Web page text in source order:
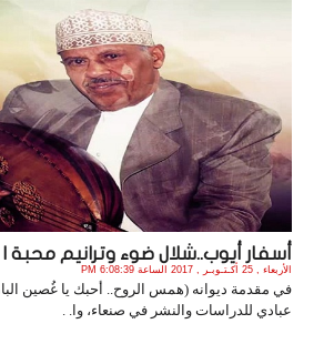
أسفار أيوب..شلال ضوء وترانيم محبة ا
الأربعاء , 25 أكـتـوبـر , 2017 الساعة 6:08:39 PM
في مقدمة ديوانه (همس الروح.. أحبك يا غُصين
عبادي للدراسات والنشر في صنعاء، وا. .